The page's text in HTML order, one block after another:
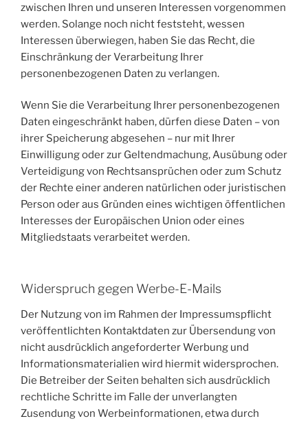
zwischen Ihren und unseren Interessen vorgenommen
werden. Solange noch nicht feststeht, wessen
Interessen überwiegen, haben Sie das Recht, die
Einschränkung der Verarbeitung Ihrer
personenbezogenen Daten zu verlangen.
Wenn Sie die Verarbeitung Ihrer personenbezogenen
Daten eingeschränkt haben, dürfen diese Daten – von
ihrer Speicherung abgesehen – nur mit Ihrer
Einwilligung oder zur Geltendmachung, Ausübung oder
Verteidigung von Rechtsansprüchen oder zum Schutz
der Rechte einer anderen natürlichen oder juristischen
Person oder aus Gründen eines wichtigen öffentlichen
Interesses der Europäischen Union oder eines
Mitgliedstaats verarbeitet werden.
Widerspruch gegen Werbe-E-Mails
Der Nutzung von im Rahmen der Impressumspflicht
veröffentlichten Kontaktdaten zur Übersendung von
nicht ausdrücklich angeforderter Werbung und
Informationsmaterialien wird hiermit widersprochen.
Die Betreiber der Seiten behalten sich ausdrücklich
rechtliche Schritte im Falle der unverlangten
Zusendung von Werbeinformationen, etwa durch